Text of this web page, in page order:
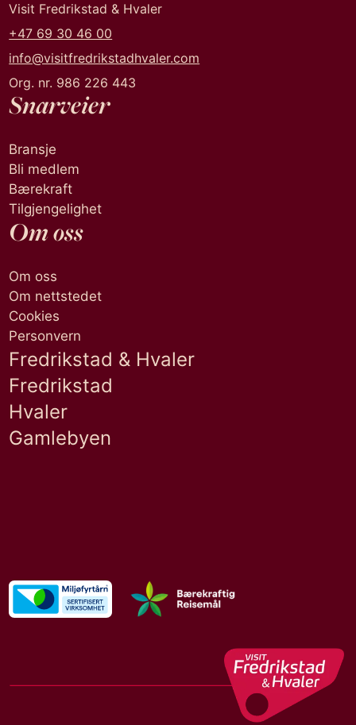
Visit Fredrikstad & Hvaler
+47 69 30 46 00
info@visitfredrikstadhvaler.com
Org. nr. 986 226 443
Snarveier
Bransje
Bli medlem
Bærekraft
Tilgjengelighet
Om oss
Om oss
Om nettstedet
Cookies
Personvern
Fredrikstad & Hvaler
Fredrikstad
Hvaler
Gamlebyen